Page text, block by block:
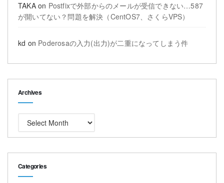
TAKAon Postfixで外部からのメールが受信できない…587
が開いてない？問題を解決（CentOS7、さくらVPS）
kd on Poderosaの入力(出力)が二重になってしまう件
ArchivesArchives
Categories